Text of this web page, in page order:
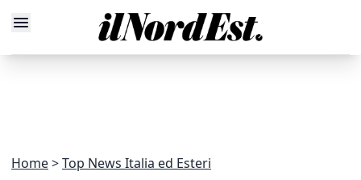
Home Top News Italia ed Esteri